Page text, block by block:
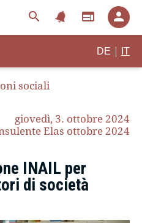
search notifications web person
DE IT
sociali
giovedì, 3. ottobre 2024
Elas ottobre 2024
INAIL per
di società